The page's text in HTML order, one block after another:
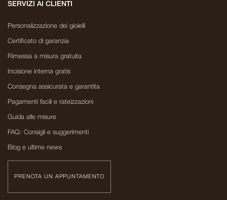
SERVIZI AI CLIENTI
Personalizzazione dei gioielli
Certificato di garanzia
Rimessa a misura gratuita
Incisione interna gratis
Consegna assicurata e garantita
Pagamenti facili e rateizzazioni
Guida alle misure
FAQ: Consigli e suggerimenti
Blog e ultime news
PRENOTA UN APPUNTAMENTO